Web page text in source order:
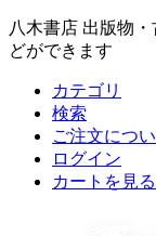
八木書店 出版物
どができます
カテゴリ
検索
ご注文につ
ログイン
カートを見る